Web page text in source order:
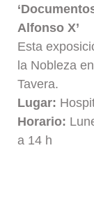
Alfonso X’
Esta
la Nobleza
Tavera.
Lugar:
Horario:
a 14 h